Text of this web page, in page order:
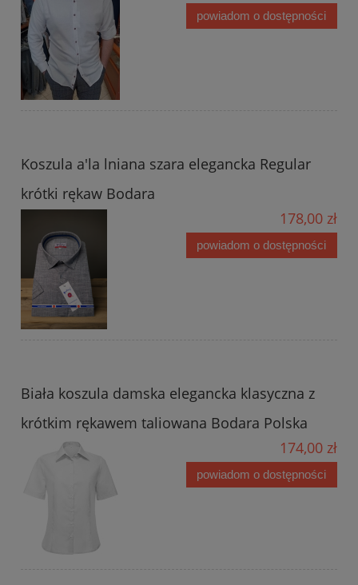
powiadom o dostępności
Koszula a'la lniana szara elegancka Regular
krótki rękaw Bodara
178,00 zł
powiadom o dostępności
Biała koszula damska elegancka klasyczna z
krótkim rękawem taliowana Bodara Polska
174,00 zł
powiadom o dostępności